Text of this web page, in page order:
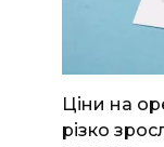
Ціни на
різко